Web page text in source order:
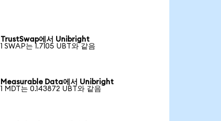
TrustSwap에서 Unibright
1 SWAP는 1.7105 UBT와 같음
Measurable Data에서 Unibright
1 MDT는 0.143872 UBT와 같음